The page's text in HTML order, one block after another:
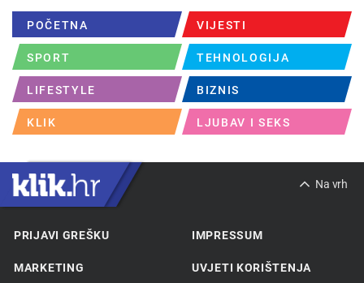
POČETNA VIJESTI
SPORT TEHNOLOGIJA
LIFESTYLE BIZNIS
KLIK LJUBAV I SEKS
Na vrh
PRIJAVI GREŠKU IMPRESSUM
MARKETING UVJETI KORIŠTENJA